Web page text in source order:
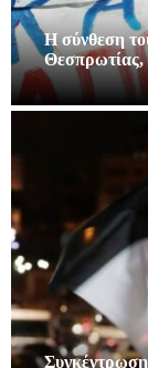
Η σύνθεση
Συγκέντρωση